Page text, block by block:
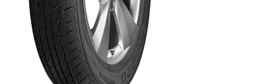
CROSS_STREET 30
Eurodisk 1
FF
33
FR REPLICA2
GR 34
Grizzly 3
iFree1014
iFree Original 53